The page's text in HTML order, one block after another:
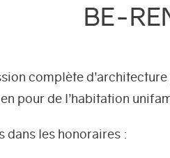
BE-
complète
pour de l’habitation
dans les honoraires :